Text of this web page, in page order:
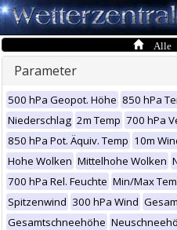
Alle
Parameter
500 hPa Geopot. Höhe 850 hPa
Niederschlag 2m Temp 700 hPa
850 hPa Pot. Äquiv. Temp 10m
Hohe Wolken Mittelhohe Wolken
700 hPa Rel. Feuchte Min/Max
Spitzenwind 300 hPa Wind
Gesamtschneehöhe